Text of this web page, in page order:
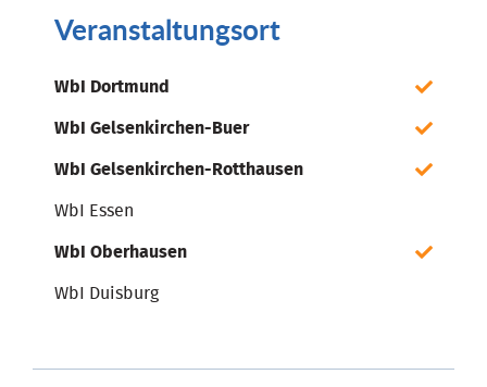
Veranstaltungsort
WbI Dortmund
WbI Gelsenkirchen-Buer
WbI Gelsenkirchen-Rotthausen
WbI Essen
WbI Oberhausen
WbI Duisburg